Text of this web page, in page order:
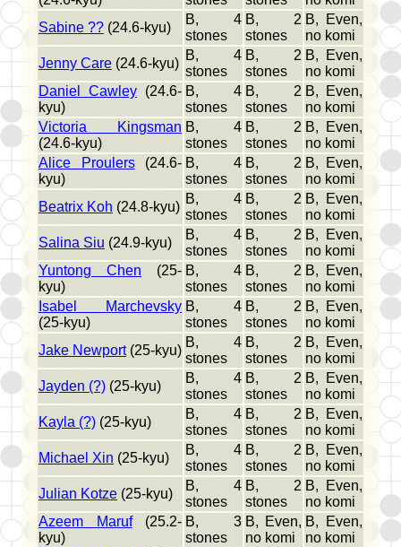
Sabine ?? (24.6-kyu)
B, 4
stones
B, 2
stones
B, Even,
no komi
Jenny Care (24.6-kyu)
B, 4
stones
B, 2
stones
B, Even,
no komi
Daniel Cawley (24.6-
kyu)
B, 4
stones
B, 2
stones
B, Even,
no komi
Victoria Kingsman
(24.6-kyu)
B, 4
stones
B, 2
stones
B, Even,
no komi
Alice Proulers(24.6-
kyu)
B, 4
stones
B, 2
stones
B, Even,
no komi
Beatrix Koh (24.8-kyu)
B, 4
stones
B, 2
stones
B, Even,
no komi
Salina Siu (24.9-kyu)
B, 4
stones
B, 2
stones
B, Even,
no komi
Yuntong Chen (25-
kyu)
B, 4
stones
B, 2
stones
B, Even,
no komi
Isabel Marchevsky
(25-kyu)
B, 4
stones
B, 2
stones
B, Even,
no komi
Jake Newport(25-kyu)
B, 4
stones
B, 2
stones
B, Even,
no komi
Jayden (?) (25-kyu)
B, 4
stones
B, 2
stones
B, Even,
no komi
Kayla (?) (25-kyu)
B, 4
stones
B, 2
stones
B, Even,
no komi
Michael Xin (25-kyu)
B, 4
stones
B, 2
stones
B, Even,
no komi
Julian Kotze (25-kyu)
B, 4
stones
B, 2
stones
B, Even,
no komi
Azeem Maruf(25.2-
kyu)
B, 3
stones
B, Even,
no komi
B, Even,
no komi